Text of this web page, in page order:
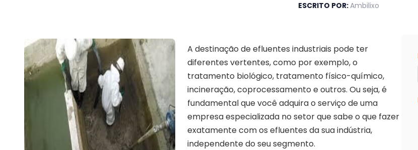
ESCRITO POR:Ambilixo
A destinação de efluentes industriais pode ter
diferentes vertentes, como por exemplo, o
tratamento biológico, tratamento físico-químico,
incineração, coprocessamento e outros. Ou seja, é
fundamental que você adquira o serviço de uma
empresa especializada no setor que sabe o que fazer
exatamente com os efluentes da sua indústria,
independente do seu segmento.